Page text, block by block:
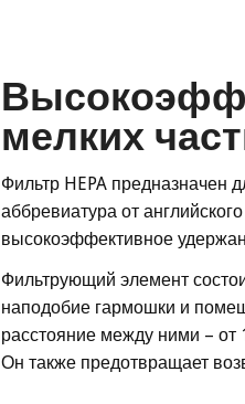
мелких
Фильтр HEPA предназначен
аббревиатура от
высокоэффективное
Фильтрующий элемент
наподобие гармошки и
расстояние между ними – от
Он также предотвращает